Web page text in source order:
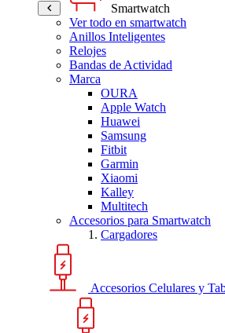
Smartwatch
Ver todo en smartwatch
Anillos Inteligentes
Relojes
Bandas de Actividad
Marca
OURA
Apple Watch
Huawei
Samsung
Fitbit
Garmin
Xiaomi
Kalley
Multitech
Accesorios para Smartwatch
Cargadores
Accesorios Celulares y